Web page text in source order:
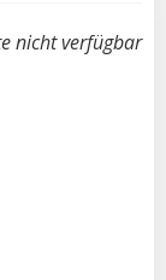
nicht verfügbar